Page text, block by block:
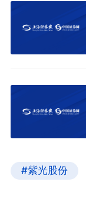
#紫光股份